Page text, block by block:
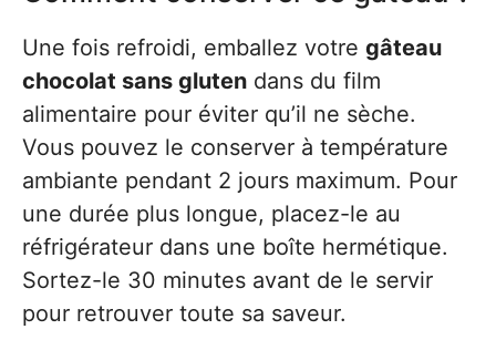
Une fois refroidi, emballez votre gâteau
chocolat sans gluten dans du film
alimentaire pour éviter qu’il ne sèche.
Vous pouvez le conserver à température
ambiante pendant 2 jours maximum. Pour
une durée plus longue, placez-le au
réfrigérateur dans une boîte hermétique.
Sortez-le 30 minutes avant de le servir
pour retrouver toute sa saveur.